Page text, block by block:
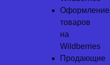
Оформление
товаров
на
Wildberries
Продающие